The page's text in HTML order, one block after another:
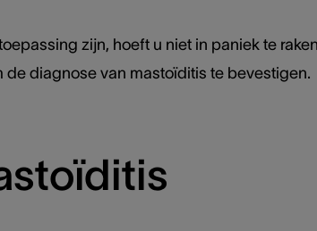
zijn, hoeft u niet in paniek te
diagnose van mastoïditis te bevestigen.